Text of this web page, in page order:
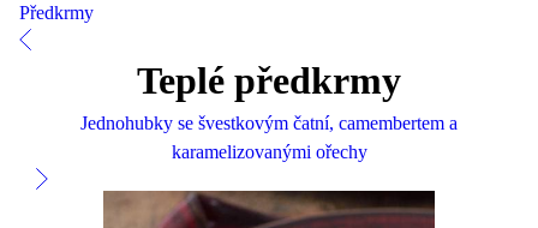
Předkrmy
Teplé předkrmy
Jednohubky se švestkovým čatní, camembertem a
karamelizovanými ořechy